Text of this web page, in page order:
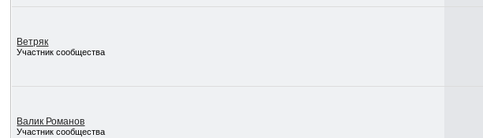
Ветряк
Участник сообщества
Валик Романов
Участник сообщества